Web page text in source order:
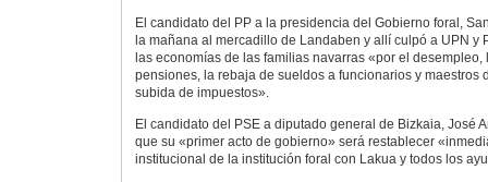
El candidato del PP a la presidencia del Gobierno foral,
la mañana al mercadillo de Landaben y allí culpó a UPN y
las economías de las familias navarras «por el
pensiones, la rebaja de sueldos a funcionarios y maestros
subida de impuestos».
El candidato del PSE a diputado general de Bizkaia, José
que su «primer acto de gobierno» será restablecer
institucional de la institución foral con Lakua y todos los